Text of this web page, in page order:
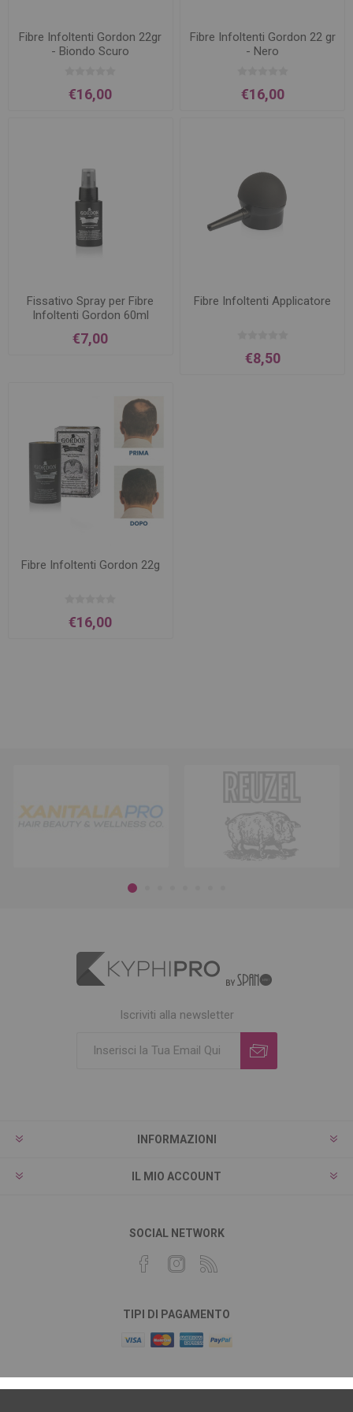
Fibre Infoltenti Gordon 22gr
- Biondo Scuro
€16,00
Fibre Infoltenti Gordon 22 gr
- Nero
€16,00
Fissativo Spray per Fibre
Infoltenti Gordon 60ml
€7,00
Fibre Infoltenti Applicatore
€8,50
Fibre Infoltenti Gordon 22g
€16,00
Iscriviti alla newsletter
INFORMAZIONI
IL MIO ACCOUNT
SOCIAL NETWORK
TIPI DI PAGAMENTO